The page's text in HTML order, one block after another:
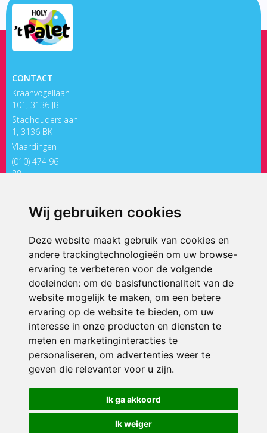
Wij gebruiken cookies
Deze website maakt gebruik van cookies en
andere trackingtechnologieën om uw browse-
ervaring te verbeteren voor de volgende
doeleinden: om de basisfunctionaliteit van de
website mogelijk te maken, om een betere
ervaring op de website te bieden, om uw
interesse in onze producten en diensten te
meten en marketinginteracties te
personaliseren, om advertenties weer te
geven die relevanter voor u zijn.
Ik ga akkoord
Ik weiger
CONTACT
Kraanvogellaan
101, 3136 JB
Stadhouderslaan
1, 3136 BK
Vlaardingen
(010) 474 96
88
ONDERDEEL VAN
© 2026 ’t Palet Holy | Alle rechten voorbehouden
Privacy policy|Disclaimer| Klachtenregeling|RSIN en Anbi
voorkeuren
Crealisatie The MindOffice